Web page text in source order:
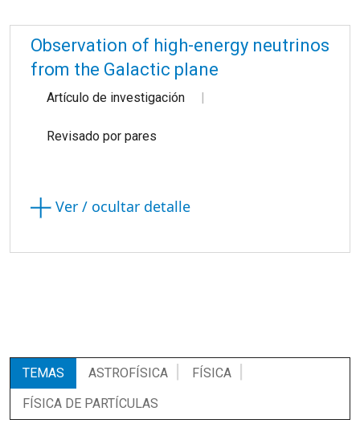
Observation of high-energy neutrinos
from the Galactic plane
Artículo de investigación
Revisado por pares
Ver / ocultar detalle
TEMAS ASTROFÍSICA
FÍSICA
FÍSICA DE PARTÍCULAS